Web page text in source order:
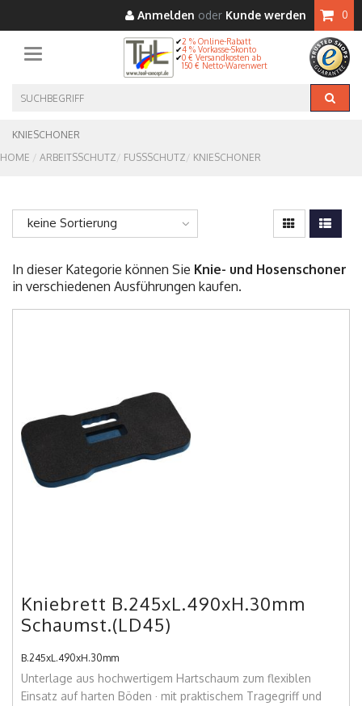
Anmelden oder Kunde werden 0
Toggle navigation
2 % Online-Rabatt
4 % Vorkasse-Skonto
0 € Versandkosten ab
150 € Netto-Warenwert
KNIESCHONER
HOME
ARBEITSSCHUTZ FUSSSCHUTZ KNIESCHONER
keine Sortierung
In dieser Kategorie können Sie Knie- und Hosenschoner
in verschiedenen Ausführungen kaufen.
Kniebrett B.245xL.490xH.30mm
Schaumst.(LD45)
B.245xL.490xH.30mm
Unterlage aus hochwertigem Hartschaum zum flexiblen
Einsatz auf harten Böden · mit praktischem Tragegriff und